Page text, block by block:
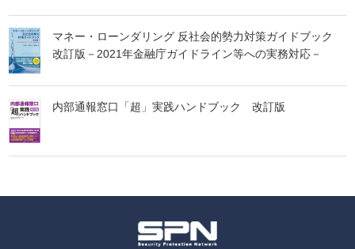
マネー・ローンダリング 反社会的勢力対策ガイドブック
改訂版－2021年金融庁ガイドライン等への実務対応－
内部通報窓口「超」実践ハンドブック 改訂版